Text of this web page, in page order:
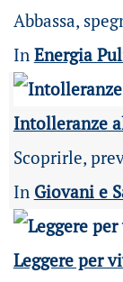
Abbassa,
In Energia
Intolleranze
Scoprirle,
In Giovani e
Leggere per